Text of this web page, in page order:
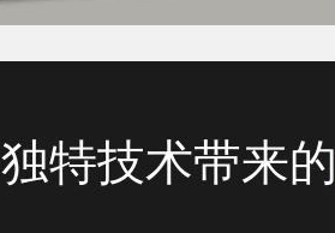
独特技术带来的